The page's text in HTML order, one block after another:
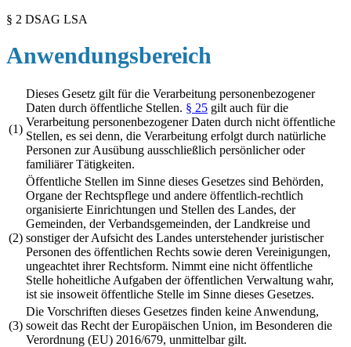
§ 2 DSAG LSA
Anwendungsbereich
(1)
Dieses Gesetz gilt für die Verarbeitung personenbezogener
Daten durch öffentliche Stellen. § 25 gilt auch für die
Verarbeitung personenbezogener Daten durch nicht öffentliche
Stellen, es sei denn, die Verarbeitung erfolgt durch natürliche
Personen zur Ausübung ausschließlich persönlicher oder
familiärer Tätigkeiten.
(2)
Öffentliche Stellen im Sinne dieses Gesetzes sind Behörden,
Organe der Rechtspflege und andere öffentlich-rechtlich
organisierte Einrichtungen und Stellen des Landes, der
Gemeinden, der Verbandsgemeinden, der Landkreise und
sonstiger der Aufsicht des Landes unterstehender juristischer
Personen des öffentlichen Rechts sowie deren Vereinigungen,
ungeachtet ihrer Rechtsform. Nimmt eine nicht öffentliche
Stelle hoheitliche Aufgaben der öffentlichen Verwaltung wahr,
ist sie insoweit öffentliche Stelle im Sinne dieses Gesetzes.
(3)
Die Vorschriften dieses Gesetzes finden keine Anwendung,
soweit das Recht der Europäischen Union, im Besonderen die
Verordnung (EU) 2016/679, unmittelbar gilt.